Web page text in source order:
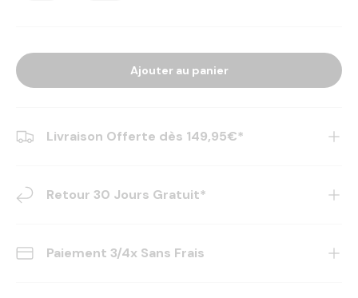
Ajouter au panier
Livraison Offerte dès 149,95€*
Retour 30 Jours Gratuit*
Paiement 3/4x Sans Frais